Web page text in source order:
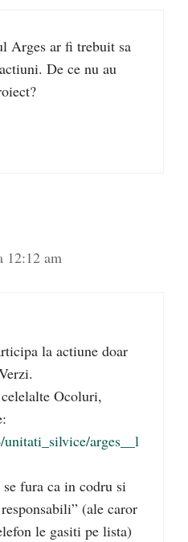
Arges ar fi trebuit sa
De ce nu au
12:12 am
la actiune doar
Ocoluri,
arges__l
fura ca in codru si
(ale caror
le gasiti pe lista)